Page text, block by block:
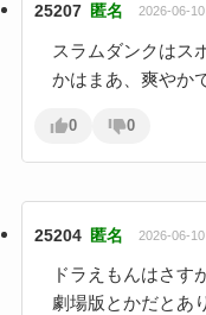
25207 匿名 2026-06-
スラムダンクはス
かはまあ、爽やか
0 0
25204 匿名 2026-06-
ドラえもんはさす
劇場版とかだとあ